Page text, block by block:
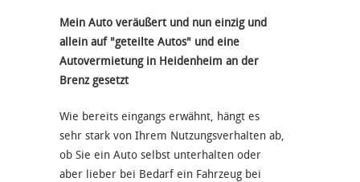
Mein Auto veräußert und nun einzig und
allein auf "geteilte Autos" und eine
Autovermietung in Heidenheim an der
Brenz gesetzt
Wie bereits eingangs erwähnt, hängt es
sehr stark von Ihrem Nutzungsverhalten ab,
ob Sie ein Auto selbst unterhalten oder
aber lieber bei Bedarf ein Fahrzeug bei